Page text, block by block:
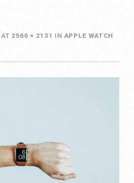
AT 2560 × 2131 IN APPLE WATCH